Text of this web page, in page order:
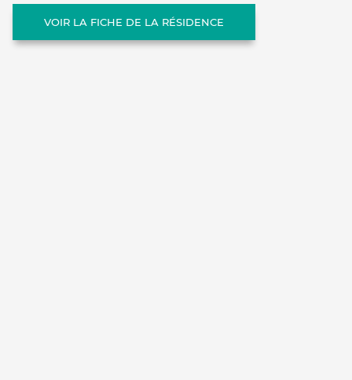
VOIR LA FICHE DE LA RÉSIDENCE